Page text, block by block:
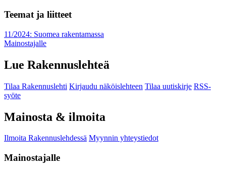
Teemat ja liitteet
11/2024: Suomea rakentamassa
Mainostajalle
Lue Rakennuslehteä
Tilaa Rakennuslehti Kirjaudu näköislehteen Tilaa uutiskirje RSS-
syöte
Mainosta & ilmoita
Ilmoita Rakennuslehdessä Myynnin yhteystiedot
Mainostajalle